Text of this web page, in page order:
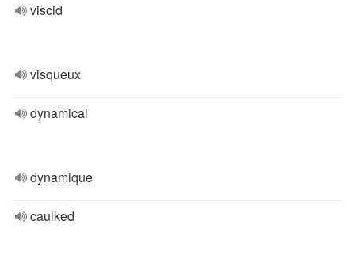
viscid
visqueux
dynamical
dynamique
caulked